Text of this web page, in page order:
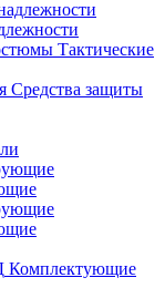
Тактические
Средства защиты
Комплектующие